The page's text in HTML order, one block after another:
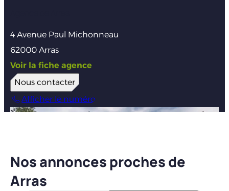
4 Avenue Paul Michonneau
62000 Arras
Voir la fiche agence
Nous contacter
Afficher le numéro
Nos annonces proches de
Arras